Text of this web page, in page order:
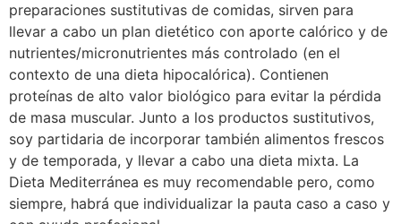
preparaciones sustitutivas de comidas, sirven para
llevar a cabo un plan dietético con aporte calórico y de
nutrientes/micronutrientes más controlado (en el
contexto de una dieta hipocalórica). Contienen
proteínas de alto valor biológico para evitar la pérdida
de masa muscular. Junto a los productos sustitutivos,
soy partidaria de incorporar también alimentos frescos
y de temporada, y llevar a cabo una dieta mixta. La
Dieta Mediterránea es muy recomendable pero, como
siempre, habrá que individualizar la pauta caso a caso y